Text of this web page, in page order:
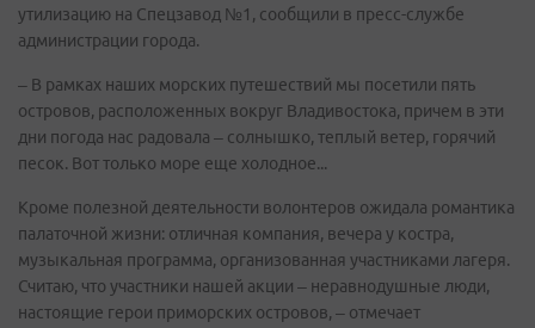
утилизацию на Спецзавод №1, сообщили в пресс-службе
администрации города.
– В рамках наших морских путешествий мы посетили пять
островов, расположенных вокруг Владивостока, причем в эти
дни погода нас радовала – солнышко, теплый ветер, горячий
песок. Вот только море еще холодное...
Кроме полезной деятельности волонтеров ожидала романтика
палаточной жизни: отличная компания, вечера у костра,
музыкальная программа, организованная участниками лагеря.
Считаю, что участники нашей акции – неравнодушные люди,
настоящие герои приморских островов, – отмечает